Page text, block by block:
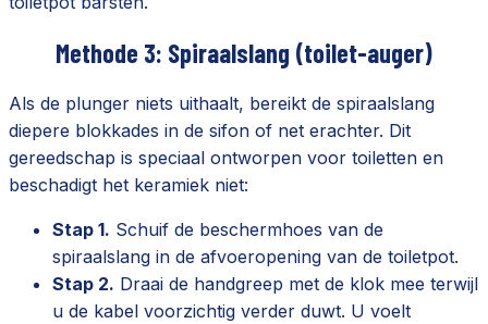
Methode 3: Spiraalslang (toilet-auger)
Als de plunger niets uithaalt, bereikt de spiraalslang
diepere blokkades in de sifon of net erachter. Dit
gereedschap is speciaal ontworpen voor toiletten en
beschadigt het keramiek niet:
Stap 1. Schuif de beschermhoes van de
spiraalslang in de afvoeropening van de toiletpot.
Stap 2. Draai de handgreep met de klok mee terwijl
u de kabel voorzichtig verder duwt. U voelt